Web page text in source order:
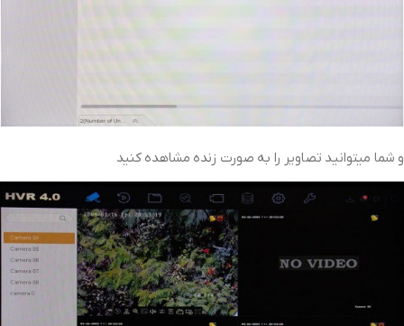
و شما میتوانید تصاویر را به صورت زنده مشاهده کنید